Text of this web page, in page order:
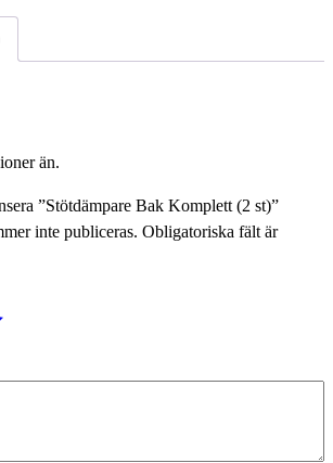
än.
”Stötdämpare Bak Komplett (2 st)”
inte publiceras. Obligatoriska fält är